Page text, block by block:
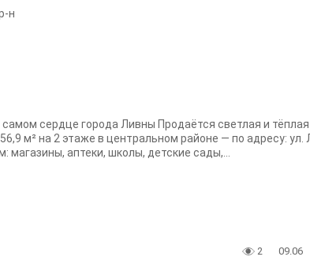
н
сердце города Ливны Продаётся светлая и тёплая
м² на 2 этаже в центральном районе — по адресу: ул.
магазины, аптеки, школы, детские сады,...
2 09.06